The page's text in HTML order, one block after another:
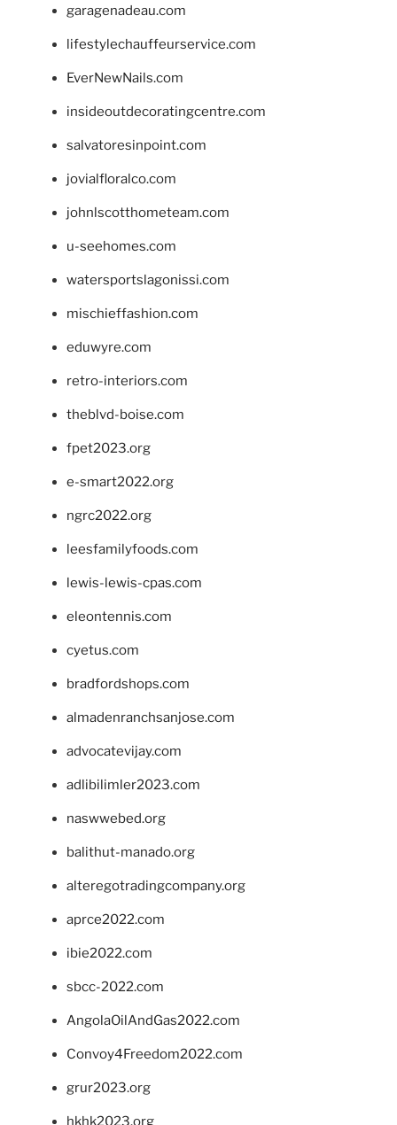
garagenadeau.com
lifestylechauffeurservice.com
EverNewNails.com
insideoutdecoratingcentre.com
salvatoresinpoint.com
jovialfloralco.com
johnlscotthometeam.com
u-seehomes.com
watersportslagonissi.com
mischieffashion.com
eduwyre.com
retro-interiors.com
theblvd-boise.com
fpet2023.org
e-smart2022.org
ngrc2022.org
leesfamilyfoods.com
lewis-lewis-cpas.com
eleontennis.com
cyetus.com
bradfordshops.com
almadenranchsanjose.com
advocatevijay.com
adlibilimler2023.com
naswwebed.org
balithut-manado.org
alteregotradingcompany.org
aprce2022.com
ibie2022.com
sbcc-2022.com
AngolaOilAndGas2022.com
Convoy4Freedom2022.com
grur2023.org
hkhk2023.org